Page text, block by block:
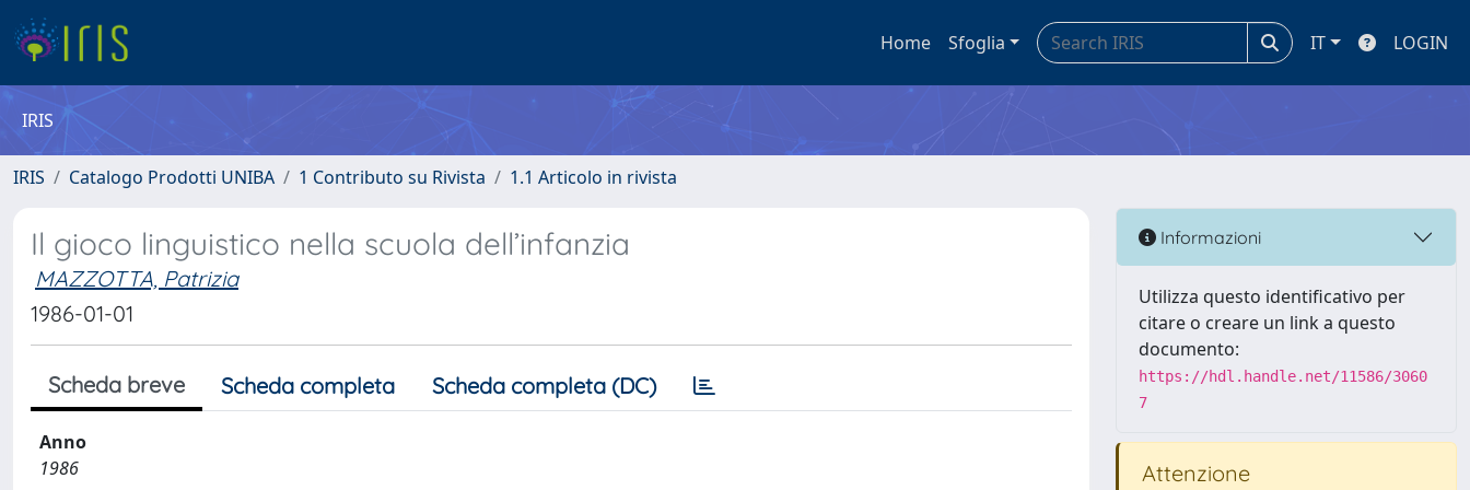
Home Sfoglia IT LOGIN
IRIS
IRIS Catalogo Prodotti UNIBA 1 Contributo su Rivista 1.1 Articolo in rivista
Il gioco linguistico nella scuola dell’infanzia
MAZZOTTA, Patrizia
1986-01-01
Scheda breve Scheda completa Scheda completa (DC)
Anno
1986
Informazioni
Utilizza questo identificativo per
citare o creare un link a questo
documento:
https://hdl.handle.net/11586/3060
7
Attenzione